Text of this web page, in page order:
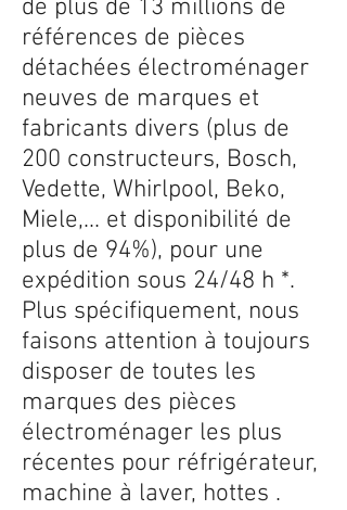
de plus de 13 millions de
références de pièces
détachées électroménager
neuves de marques et
fabricants divers (plus de
200 constructeurs, Bosch,
Vedette, Whirlpool, Beko,
Miele,... et disponibilité de
plus de 94%), pour une
expédition sous 24/48 h *.
Plus spécifiquement, nous
faisons attention à toujours
disposer de toutes les
marques des pièces
électroménager les plus
récentes pour réfrigérateur,
machine à laver, hottes .